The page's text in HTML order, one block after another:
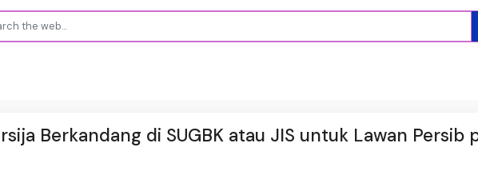
Berkandang di SUGBK atau JIS untuk Lawan Persib